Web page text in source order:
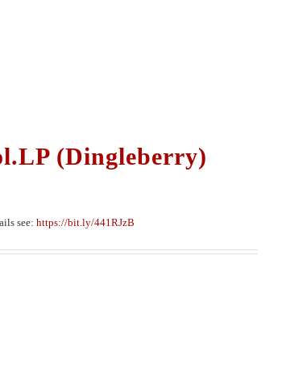
(Dingleberry)
see: https://bit.ly/441RJzB